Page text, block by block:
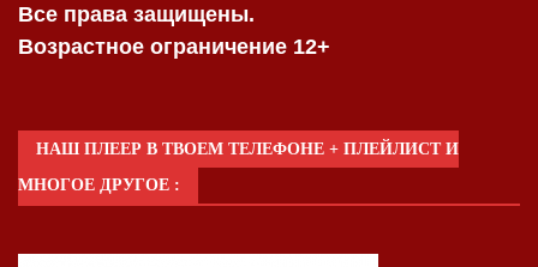
Все права защищены.
Возрастное ограничение 12+
НАШ ПЛЕЕР В ТВОЕМ ТЕЛЕФОНЕ + ПЛЕЙЛИСТ И
МНОГОЕ ДРУГОЕ :